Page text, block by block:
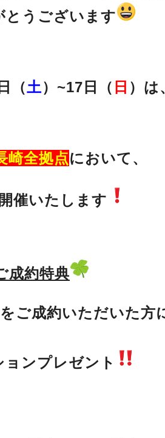
とうございます
（土）~17日（ 日 ）は
崎全拠点において、
催いたします
成約特典
ご成約いただいた方
ョンプレゼント